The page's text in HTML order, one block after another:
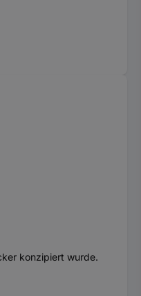
konzipiert wurde.